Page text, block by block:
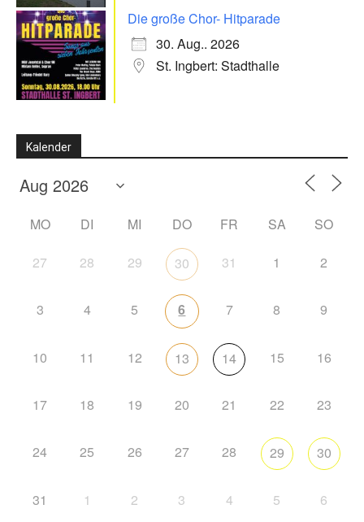
Die große Chor- Hitparade
30. Aug.. 2026
St. Ingbert: Stadthalle
Kalender
MO DI MI DO FR SA SO
27 28 29 30 31 1 2
3 4 5 6 7 8 9
10 11 12 13 14 15 16
17 18 19 20 21 22 23
24 25 26 27 28 29 30
31 1 2 3 4 5 6